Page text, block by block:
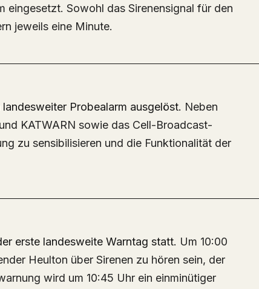
eingesetzt. Sowohl das Sirenensignal für den
jeweils eine Minute.
Probealarm ausgelöst. Neben
KATWARN sowie das Cell-Broadcast-
zu sensibilisieren und die Funktionalität der
erste landesweite Warntag statt. Um 10:00
Heulton über Sirenen zu hören sein, der
wird um 10:45 Uhr ein einminütiger